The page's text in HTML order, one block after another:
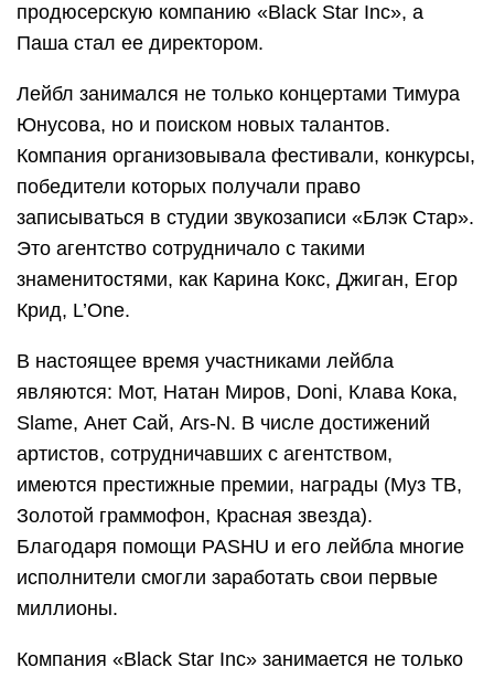
продюсерскую компанию «Black Star Inc», а
Паша стал ее директором.
Лейбл занимался не только концертами Тимура
Юнусова, но и поиском новых талантов.
Компания организовывала фестивали, конкурсы,
победители которых получали право
записываться в студии звукозаписи «Блэк Стар».
Это агентство сотрудничало с такими
знаменитостями, как Карина Кокс, Джиган, Егор
Крид, L’One.
В настоящее время участниками лейбла
являются: Мот, Натан Миров, Doni, Клава Кока,
Slame, Анет Сай, Ars-N. В числе достижений
артистов, сотрудничавших с агентством,
имеются престижные премии, награды (Муз ТВ,
Золотой граммофон, Красная звезда).
Благодаря помощи PASHU и его лейбла многие
исполнители смогли заработать свои первые
миллионы.
Компания «Black Star Inc» занимается не только